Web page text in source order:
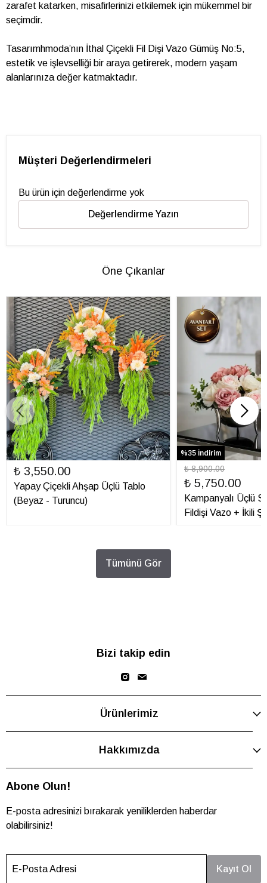
zarafet katarken, misafirlerinizi etkilemek için mükemmel bir
seçimdir.
Tasarımhmoda’nın İthal Çiçekli Fil Dişi Vazo Gümüş No:5,
estetik ve işlevselliği bir araya getirerek, modern yaşam
alanlarınıza değer katmaktadır.
Müşteri Değerlendirmeleri
Bu ürün için değerlendirme yok
Değerlendirme Yazın
Öne Çıkanlar
₺ 3,550.00
Yapay Çiçekli Ahşap Üçlü Tablo
(Beyaz - Turuncu)
%35 İndirim
₺ 8,900.00
₺ 5,750.00
Kampanyalı Üçlü
Fildişi Vazo + İkili
Tümünü Gör
Bizi takip edin
Ürünlerimiz
Hakkımızda
Abone Olun!
E-posta adresinizi bırakarak yeniliklerden haberdar
olabilirsiniz!
E-Posta Adresi Kayıt Ol